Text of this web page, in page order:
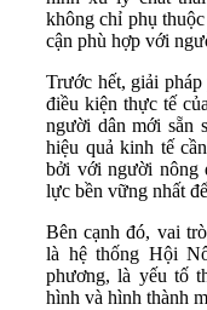
không chỉ phụ
cận phù hợp với
Trước hết, giải
điều kiện thực tế
người dân mới sẵn
hiệu quả kinh tế
bởi với người nông
lực bền vững nhất
Bên cạnh đó, vai
là hệ thống Hội
phương, là yếu tố
hình và hình thành